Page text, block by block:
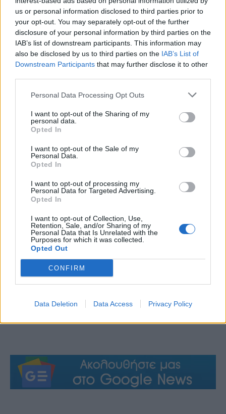
us or personal information disclosed to third parties prior to
your opt-out. You may separately opt-out of the further
disclosure of your personal information by third parties on the
IAB’s list of downstream participants. This information may
also be disclosed by us to third parties on the IAB’s List of
Downstream Participants that may further disclose it to other
Personal Data Processing Opt Outs
I want to opt-out of the Sharing of my
personal data.
Opted In
I want to opt-out of the Sale of my
Personal Data.
Opted In
I want to opt-out of processing my
Personal Data for Targeted Advertising.
Opted In
I want to opt-out of Collection, Use,
Retention, Sale, and/or Sharing of my
Personal Data that Is Unrelated with the
Purposes for which it was collected.
Opted Out
CONFIRM
Data Deletion Data Access Privacy Policy
Στο σημείο έφτασαν ασθενοφόρα του ΕΚΑΒ που
μετέφεραν τους τραυματίες στο νοσοκομείο «ΚΑΤ».
Ο ένας νοσηλεύεται εκτός κινδύνου, ενώ ο δεύτερος
υποβλήθηκε σε χειρουργική επέμβαση λόγω
σοβαρού τραύματος. Οι έρευνες συνεχίζονται για να
διαπιστωθούν τα ακριβή κίνητρα της επίθεσης.